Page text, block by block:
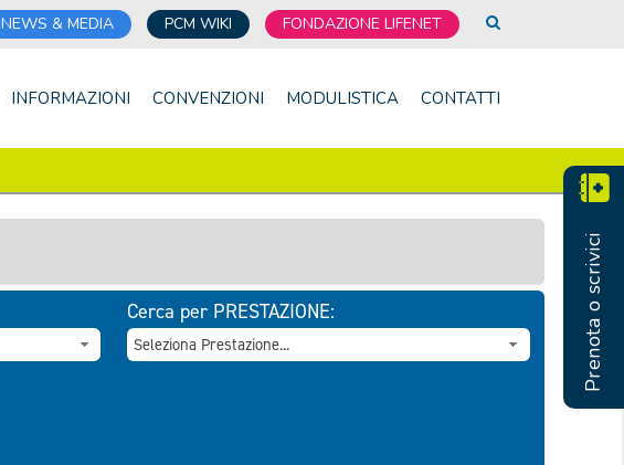
NEWS & MEDIA PCM WIKI FONDAZIONE LIFENET
INFORMAZIONI CONVENZIONI MODULISTICA CONTATTI
Prenota o scrivici